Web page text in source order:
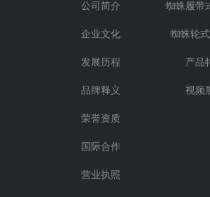
公司简介
企业文化
发展历程
品牌释义
荣誉资质
国际合作
营业执照
蜘蛛履带
蜘蛛轮
产品
视频